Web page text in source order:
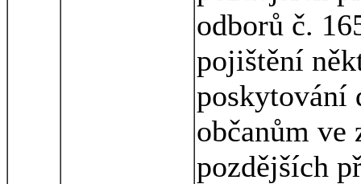
odborů č.
pojištění
poskytování
občanům ve
pozdějších